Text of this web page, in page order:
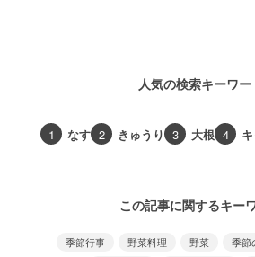
人気の検索キーワー
1 なす 2 きゅうり 3 大根 4
この記事に関するキー
季節行事 野菜料理 野菜 季節